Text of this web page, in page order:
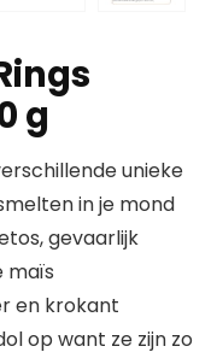
g
unieke
in je mond
gevaarlijk
maïs
en krokant
op want ze zijn zo